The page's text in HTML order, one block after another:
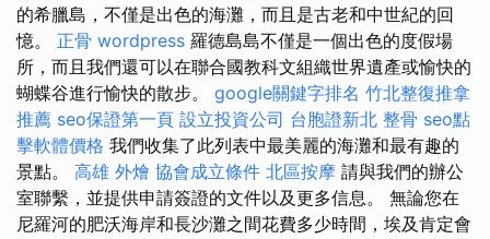
的希臘島，不僅是出色的海灘，而且是古老和中世紀的回
憶。 正骨 wordpress 羅德島島不僅是一個出色的度假場
所，而且我們還可以在聯合國教科文組織世界遺產或愉快的
蝴蝶谷進行愉快的散步。 google關鍵字排名 竹北整復推拿
推薦 seo保證第一頁 設立投資公司 台胞證新北 整骨 seo點
擊軟體價格 我們收集了此列表中最美麗的海灘和最有趣的
景點。 高雄 外燴 協會成立條件 北區按摩 請與我們的辦公
室聯繫，並提供申請簽證的文件以及更多信息。 無論您在
尼羅河的肥沃海岸和長沙灘之間花費多少時間，埃及肯定會